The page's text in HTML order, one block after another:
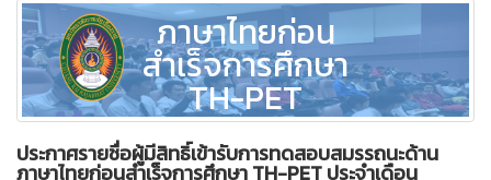
ภาษาไทยก่อน
สำเร็จการศึกษา
TH-PET
ประกาศรายชื่อผู้มีสิทธิ์เข้ารับการทดสอบสมรรถนะด้าน
ภาษาไทยก่อนสำเร็จการศึกษา TH-PET ประจำเดือน